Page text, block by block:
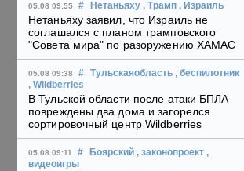
05.08 09:55 # Нетаньяху , Трамп , Израиль
Нетаньяху заявил, что Израиль не
соглашался с планом трамповского
"Совета мира" по разоружению ХАМАС
05.08 09:38 # Тульскаяобласть , беспилотник
, Wildberries
В Тульской области после атаки БПЛА
повреждены два дома и загорелся
сортировочный центр Wildberries
05.08 09:11 # Боярский , законопроект ,
видеоигры